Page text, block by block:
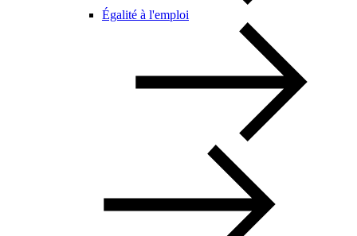
Égalité à l'emploi